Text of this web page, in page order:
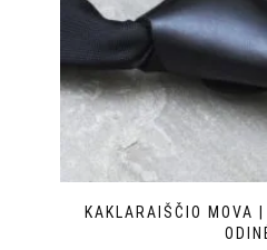
KAKLARAIŠČIO MOVA